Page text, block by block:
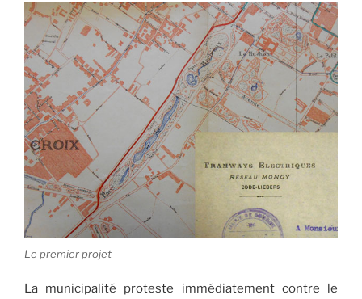
Le premier projet
La municipalité proteste immédiatement contre le